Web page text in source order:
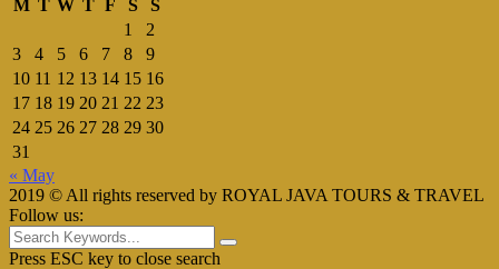
M T W T F S
S
1
2
3
4 5 6 7 8
9
10 11 12 13 14 15 16
17 18 19 20 21 22 23
24 25 26 27 28 29 30
31
« May
2019 © All rights reserved by ROYAL JAVA TOURS & TRAVEL
Follow us:
Press ESC key to close search